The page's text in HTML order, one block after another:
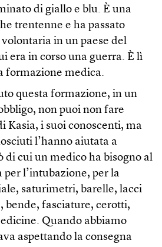
di giallo e blu. È una
trentenne e ha passato
in un paese del
era in corso una guerra. È lì
formazione medica.
questa formazione, in un
non puoi non fare
Kasia, i suoi conoscenti, ma
l’hanno aiutata a
di cui un medico ha bisogno al
l’intubazione, per la
saturimetri, barelle, lacci
bende, fasciature, cerotti,
Quando abbiamo
aspettando la consegna